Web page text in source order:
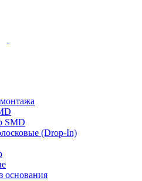
SMD
(Drop-In)
основания